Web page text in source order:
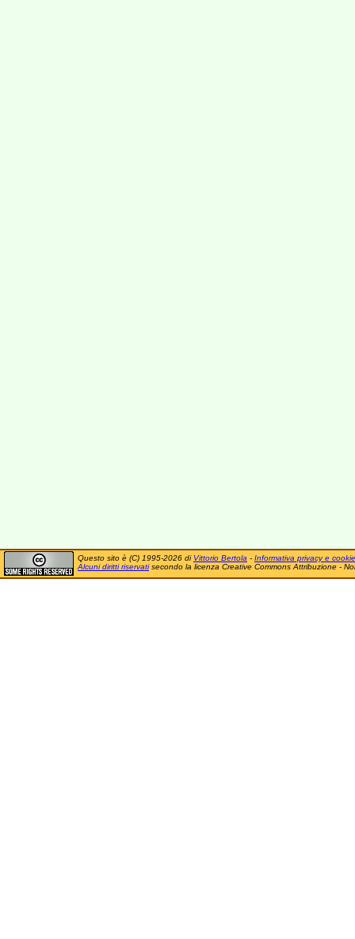
Questo sito è (C) 1995-2026 di Vittorio Bertola - Informativa privacy e cookie
Alcuni diritti riservatisecondo la licenza Creative Commons Attribuzione -